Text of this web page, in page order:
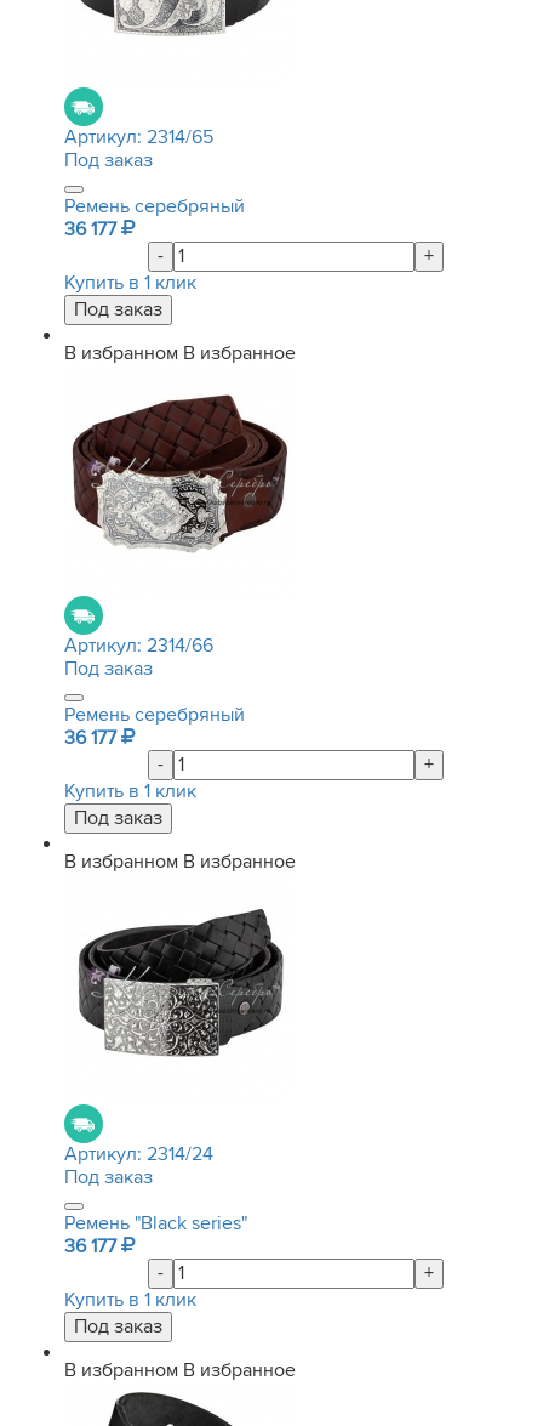
Артикул: 2314/65
Под заказ
Ремень серебряный
36 177
-
+
Купить в 1 клик
В избранном В избранное
Артикул: 2314/66
Под заказ
Ремень серебряный
36 177
-
+
Купить в 1 клик
В избранном В избранное
Артикул: 2314/24
Под заказ
Ремень "Black series"
36 177
-
+
Купить в 1 клик
В избранном В избранное